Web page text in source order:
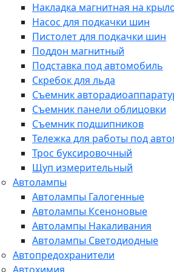
Накладка магнитная на
Насос для подкачки шин
Пистолет для подкачки шин
Поддон магнитный
Подставка под автомобиль
Скребок для льда
Съемник
Съемник панели облицовки
Съемник подшипников
Тележка для работы под
Трос буксировочный
Щуп измерительный
Автолампы
Автолампы Галогенные
Автолампы Ксеноновые
Автолампы Накаливания
Автолампы Светодиодные
Автопредохранители